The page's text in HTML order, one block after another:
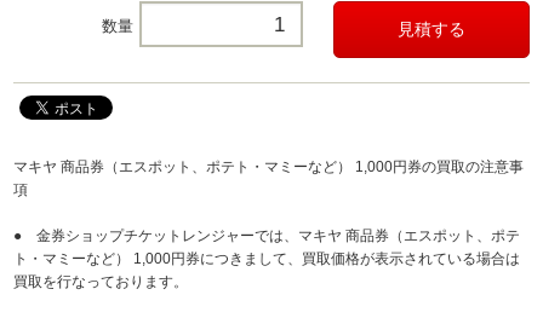
数量
マキヤ 商品券（エスポット、ポテト・マミーなど） 1,000円券の買取の注意事
項
● 金券ショップチケットレンジャーでは、マキヤ 商品券（エスポット、ポテ
ト・マミーなど） 1,000円券につきまして、買取価格が表示されている場合は
買取を行なっております。